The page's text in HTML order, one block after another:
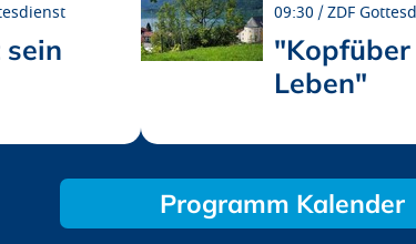
sein
09:30 ZDF
"Kopfüber
Leben"
Programm Kalender